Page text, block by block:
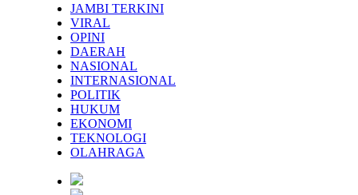
JAMBI TERKINI
VIRAL
OPINI
DAERAH
NASIONAL
INTERNASIONAL
POLITIK
HUKUM
EKONOMI
TEKNOLOGI
OLAHRAGA